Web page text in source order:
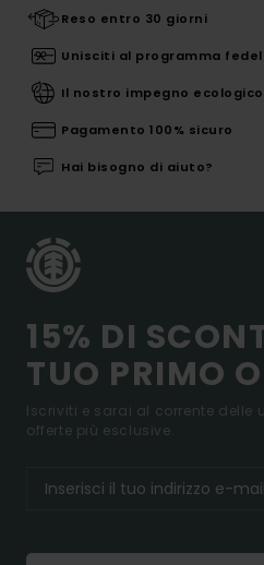
Reso entro 30 giorni
Unisciti al programma
Il nostro impegno ecologico
Pagamento 100% sicuro
Hai bisogno di aiuto?
15% DI
TUO PRIMO
Iscriviti e sarai al corrente delle
offerte più esclusive.